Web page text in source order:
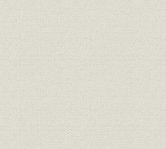
ツキも変わる
ニューヨーク支局
ワシントン
NC
「次は多面展開だ」